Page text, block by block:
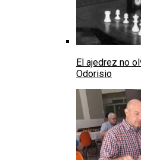
El ajedrez no
Odorisio